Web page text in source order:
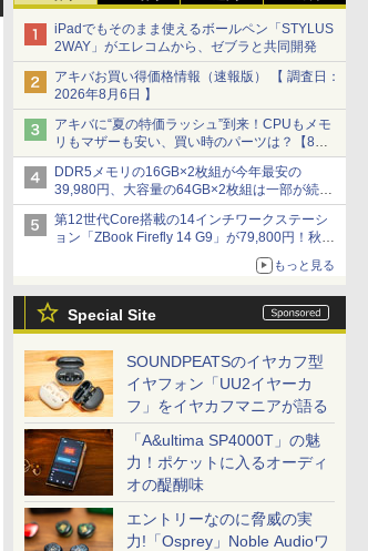
iPadでもそのまま使えるボールペン「STYLUS
2WAY」がエレコムから、ゼブラと共同開発
アキバお買い得価格情報（速報版） 【 調査日：
2026年8月6日 】
アキバに“夏の特価ラッシュ”到来！CPUもメモ
リもマザーも安い、買い時のパーツは？【8月7
日(金)22時配信】
DDR5メモリの16GB×2枚組が今年最安の
39,980円、大容量の64GB×2枚組は一部が続騰
[8月前半のメモリ価格]
第12世代Core搭載の14インチワークステーシ
ョン「ZBook Firefly 14 G9」が79,800円！秋葉
もっと見る
Special Site
SOUNDPEATSのイヤカフ型
イヤフォン「UU2イヤーカ
フ」をイヤカフマニアが語る
「A&ultima SP4000T」の魅
力！ポケットに入るオーディ
オの醍醐味
エントリーなのに脅威の実
力!「Osprey」Noble Audioワ